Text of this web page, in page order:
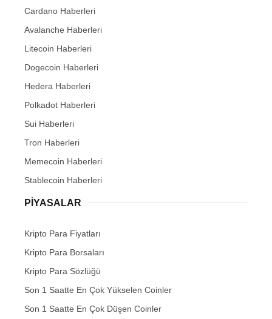
Cardano Haberleri
Avalanche Haberleri
Litecoin Haberleri
Dogecoin Haberleri
Hedera Haberleri
Polkadot Haberleri
Sui Haberleri
Tron Haberleri
Memecoin Haberleri
Stablecoin Haberleri
PIYASALAR
Kripto Para Fiyatları
Kripto Para Borsaları
Kripto Para Sözlüğü
Son 1 Saatte En Çok Yükselen Coinler
Son 1 Saatte En Çok Düşen Coinler